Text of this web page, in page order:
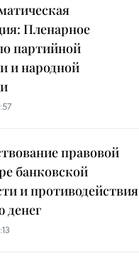
Пленарное
партийной
и народной
правовой
банковской
и противодействия
денег